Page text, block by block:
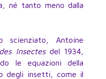
né tanto meno dalla
Antoine
lnsectesdel 1934,
le equazioni della
degli insetti, come il